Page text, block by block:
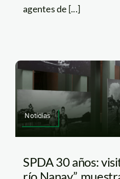
agentes de [...]
Noticias
SPDA 30 años: